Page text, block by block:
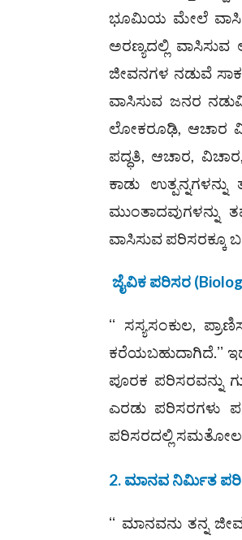
ಭೂಮಿಯ ಮೇಲೆ
ಅರಣ್ಯದಲ್ಲಿ
ಜೀವನಗಳ ನಡುವೆ
ವಾಸಿಸುವ ಜನರ
ಲೋಕರೂಢಿ, ಆಚಾರ
ಪದ್ಧತಿ, ಆಚಾರ,
ಕಾಡು
ವಾಸಿಸುವ ಪರಿಸರಕ್ಕೂ
ಜೈವಿಕ ಪರಿಸರ (
ʻʻ ಸಸ್ಯಸಂಕುಲ,
ಕರೆಯಬಹುದಾಗಿದೆ.ʼʼ
ಪೂರಕ ಪರಿಸರವನ್ನು
ಎರಡು ಪರಿಸರಗಳು
ಪರಿಸರದಲ್ಲಿ
2. ಮಾನವ ನಿರ್ಮಿತ
ʻʻ ಮಾನವನು ತನ್ನ